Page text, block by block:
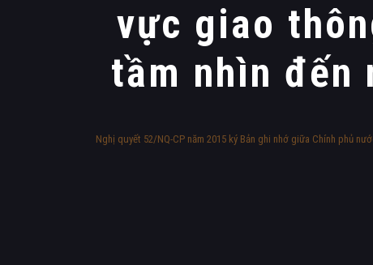
vực giao
tầm nhìn đến
Nghị quyết 52/NQ-CP năm 2015 ký Bản ghi nhớ giữa Chính phủ